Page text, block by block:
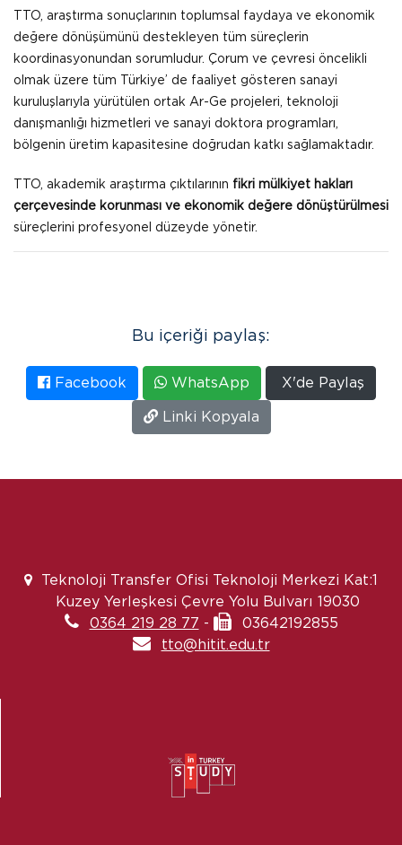
TTO, araştırma sonuçlarının toplumsal faydaya ve ekonomik
değere dönüşümünü destekleyen tüm süreçlerin
koordinasyonundan sorumludur. Çorum ve çevresi öncelikli
olmak üzere tüm Türkiye’ de faaliyet gösteren sanayi
kuruluşlarıyla yürütülen ortak Ar-Ge projeleri, teknoloji
danışmanlığı hizmetleri ve sanayi doktora programları,
bölgenin üretim kapasitesine doğrudan katkı sağlamaktadır.
TTO, akademik araştırma çıktılarının fikri mülkiyet hakları
çerçevesinde korunması ve ekonomik değere dönüştürülmesi
süreçlerini profesyonel düzeyde yönetir.
Bu içeriği paylaş:
Facebook WhatsApp
X'de Paylaş
Linki Kopyala
Teknoloji Transfer Ofisi Teknoloji Merkezi Kat:1
Kuzey Yerleşkesi Çevre Yolu Bulvarı 19030
0364 219 28 77 -
03642192855
tto@hitit.edu.tr